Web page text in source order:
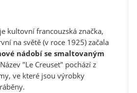
je kultovní francouzská značka,
na světě (v roce 1925) začala
nádobí se smaltovaným
"Le Creuset" pochází z
ve které jsou výrobky